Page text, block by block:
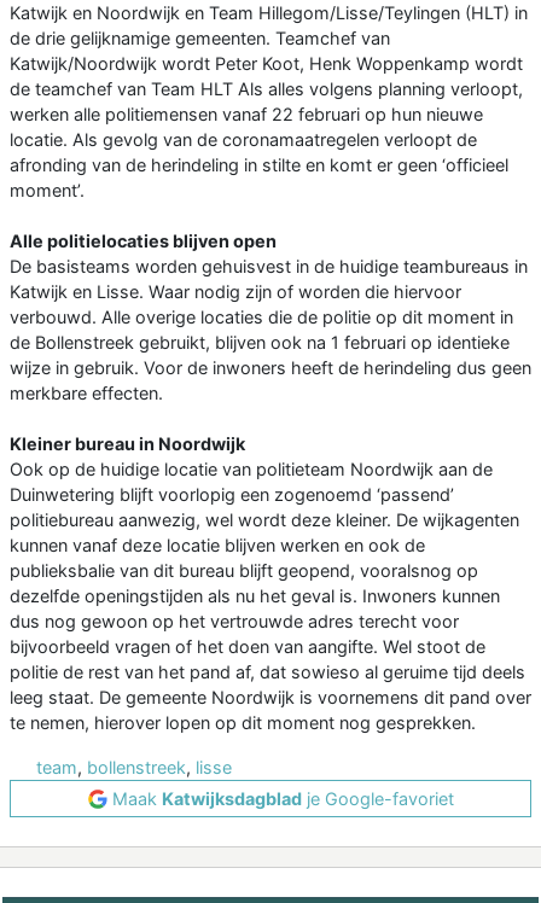
Katwijk en Noordwijk en Team Hillegom/Lisse/Teylingen (HLT) in
de drie gelijknamige gemeenten. Teamchef van
Katwijk/Noordwijk wordt Peter Koot, Henk Woppenkamp wordt
de teamchef van Team HLT Als alles volgens planning verloopt,
werken alle politiemensen vanaf 22 februari op hun nieuwe
locatie. Als gevolg van de coronamaatregelen verloopt de
afronding van de herindeling in stilte en komt er geen ‘officieel
moment’.
Alle politielocaties blijven open
De basisteams worden gehuisvest in de huidige teambureaus in
Katwijk en Lisse. Waar nodig zijn of worden die hiervoor
verbouwd. Alle overige locaties die de politie op dit moment in
de Bollenstreek gebruikt, blijven ook na 1 februari op identieke
wijze in gebruik. Voor de inwoners heeft de herindeling dus geen
merkbare effecten.
Kleiner bureau in Noordwijk
Ook op de huidige locatie van politieteam Noordwijk aan de
Duinwetering blijft voorlopig een zogenoemd ‘passend’
politiebureau aanwezig, wel wordt deze kleiner. De wijkagenten
kunnen vanaf deze locatie blijven werken en ook de
publieksbalie van dit bureau blijft geopend, vooralsnog op
dezelfde openingstijden als nu het geval is. Inwoners kunnen
dus nog gewoon op het vertrouwde adres terecht voor
bijvoorbeeld vragen of het doen van aangifte. Wel stoot de
politie de rest van het pand af, dat sowieso al geruime tijd deels
leeg staat. De gemeente Noordwijk is voornemens dit pand over
te nemen, hierover lopen op dit moment nog gesprekken.
team, bollenstreek, lisse
Maak Katwijksdagbladje Google-favoriet